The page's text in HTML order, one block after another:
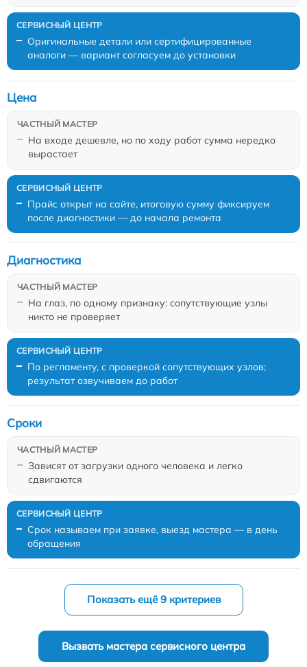
Оригинальные детали или сертифицированные
аналоги — вариант согласуем до установки
На входе дешевле, но по ходу работ сумма нередко
вырастает
Цена
Прайс открыт на сайте, итоговую сумму фиксируем
после диагностики — до начала ремонта
На глаз, по одному признаку: сопутствующие узлы
никто не проверяет
Диагностика
По регламенту, с проверкой сопутствующих узлов;
результат озвучиваем до работ
Зависят от загрузки одного человека и легко
сдвигаются
Сроки
Срок называем при заявке, выезд мастера — в день
обращения
Показать ещё 9 критериев
Вызвать мастера сервисного центра